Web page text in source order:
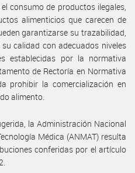
consumo de productos ilegales,
alimenticios que carecen de
garantizarse su trazabilidad,
calidad con adecuados niveles
establecidas por la normativa
de Rectoría en Normativa
prohibir la comercialización en
alimento.
la Administración Nacional
Médica (ANMAT) resulta
conferidas por el artículo